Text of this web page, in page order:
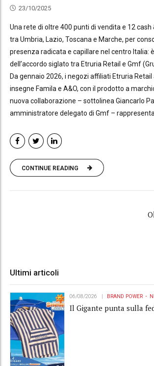
23/10/2025
Una rete di oltre 400 punti di vendita e 12 cash
tra Umbria, Lazio, Toscana e Marche, per
presenza radicata e capillare nel centro Italia:
dell’accordo siglato tra Etruria Retail e Gmf
Da gennaio 2026, i negozi affiliati Etruria Retail
insegne Famila e A&O, con il prodotto a
nuova collaborazione – sottolinea Giancarlo
amministratore delegato di Gmf –
CONTINUE READING
Ultimi articoli
06/08/2026 BRAND POWER
Il Gigante punta sulla